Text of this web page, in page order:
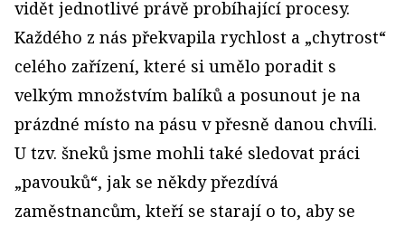
vidět jednotlivé právě probíhající procesy.
Každého z nás překvapila rychlost a „chytrost“
celého zařízení, které si umělo poradit s
velkým množstvím balíků a posunout je na
prázdné místo na pásu v přesně danou chvíli.
U tzv. šneků jsme mohli také sledovat práci
„pavouků“, jak se někdy přezdívá
zaměstnancům, kteří se starají o to, aby se